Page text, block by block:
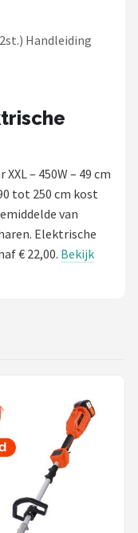
Handleiding
– 450W – 49 cm
tot 250 cm kost
van
Elektrische
€ 22,00. Bekijk